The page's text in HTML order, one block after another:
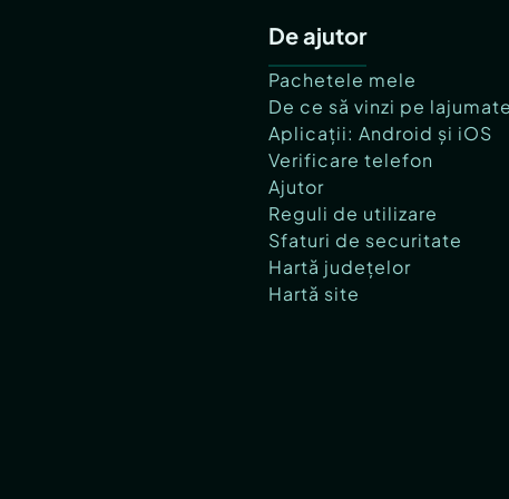
De ajutor
Pachetele mele
De ce să vinzi pe
Aplicații: Android și iOS
Verificare telefon
Ajutor
Reguli de utilizare
Sfaturi de securitate
Hartă județelor
Hartă site